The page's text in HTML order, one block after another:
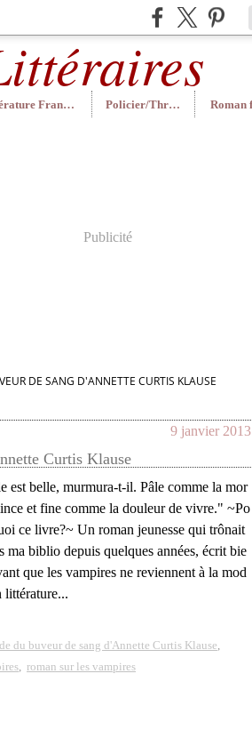
Littérature Française Policier/Thriller
Publicité
DE SANG D'ANNETTE CURTIS KLAUSE
9 janvier 2013
Curtis Klause
est belle, murmura-t-il. Pâle comme la mor
et fine comme la douleur de vivre." ~Po
ce livre?~ Un roman jeunesse qui trônait
ma biblio depuis quelques années, écrit bie
que les vampires ne reviennent à la mod
littérature...
du buveur de sang d'Annette Curtis Klause,
, roman sur les vampires